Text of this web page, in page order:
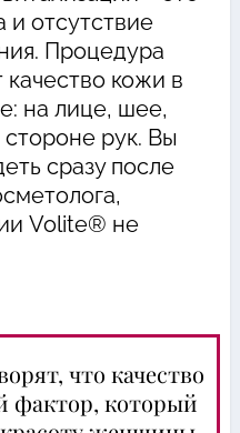
и отсутствие
Процедура
качество кожи в
на лице, шее,
рук. Вы
сразу после
Volite® не
что качество
фактор, который